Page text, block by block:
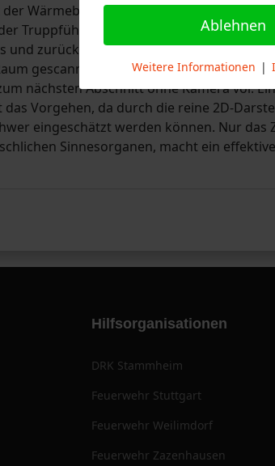
Wärmebildkamera wendet der Trupp
Truppführer die Bereiche des Raums in
und zurück. Von den sechs Seiten eines
gescannt und kurz bewertet wurde
nächsten Abschnitt ohne Kamera vor.
Vorgehen, da durch die reine 2D-
eingeschätzt werden können. Nur das
Sinnesorganen, macht ein
Hilfsorganisationen
DRK Stammheim
Feuerwehr Stuttgart
Feuerwehr Weilimdorf
Feuerwehr Zazenhausen
Ablehnen
Weitere Informationen |